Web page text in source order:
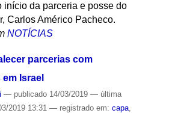
início da parceria e posse do
Carlos Américo Pacheco.
NOTÍCIAS
parcerias com
Israel
— publicado14/03/2019 — última
2019 13:31 — registrado em: capa,